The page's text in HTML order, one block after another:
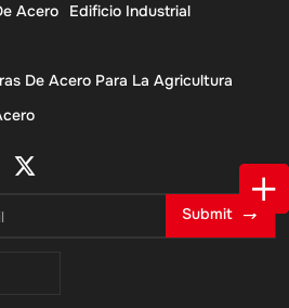
Acero
Edificio Industrial
De Acero Para La Agricultura
Submit